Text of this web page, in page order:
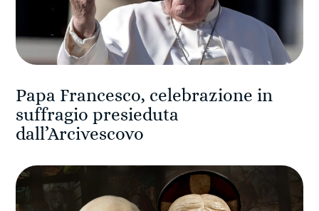
Papa Francesco, celebrazione in
suffragio presieduta
dall’Arcivescovo